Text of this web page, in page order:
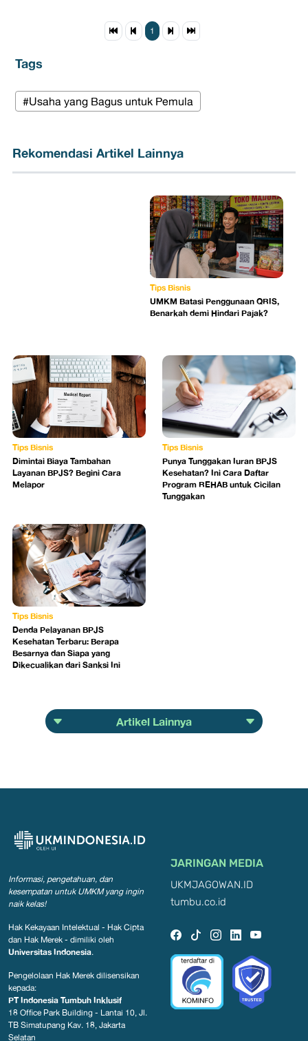
1
Tags
#Usaha yang Bagus untuk Pemula
Rekomendasi Artikel Lainnya
Tips Bisnis
UMKM Batasi Penggunaan QRIS,
Benarkah demi Hindari Pajak?
Tips Bisnis
Dimintai Biaya Tambahan
Layanan BPJS? Begini Cara
Melapor
Tips Bisnis
Punya Tunggakan Iuran BPJS
Kesehatan? Ini Cara Daftar
Program REHAB untuk Cicilan
Tunggakan
Tips Bisnis
Denda Pelayanan BPJS
Kesehatan Terbaru: Berapa
Besarnya dan Siapa yang
Dikecualikan dari Sanksi Ini
Artikel Lainnya
Informasi, pengetahuan, dan
kesempatan untuk UMKM yang ingin
naik kelas!
Hak Kekayaan Intelektual - Hak Cipta
dan Hak Merek - dimiliki oleh
Universitas Indonesia.
Pengelolaan Hak Merek dilisensikan
kepada:
PT Indonesia Tumbuh Inklusif
18 Office Park Building - Lantai 10, Jl.
TB Simatupang Kav. 18, Jakarta
Selatan
JARINGAN MEDIA
UKMJAGOWAN.ID
tumbu.co.id